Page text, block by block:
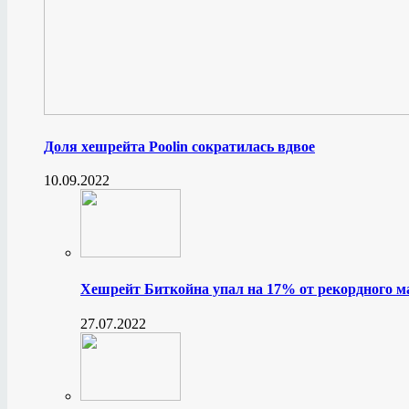
Доля хешрейта Poolin сократилась вдвое
10.09.2022
Хешрейт Биткойна упал на 17% от рекордного
27.07.2022